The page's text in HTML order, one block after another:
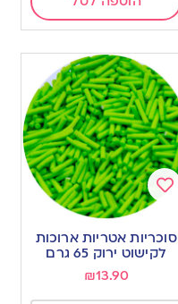
to
wishlist
סוכריות אטריות ארוכות
לקישוט ירוק 65 גרם
₪13.90